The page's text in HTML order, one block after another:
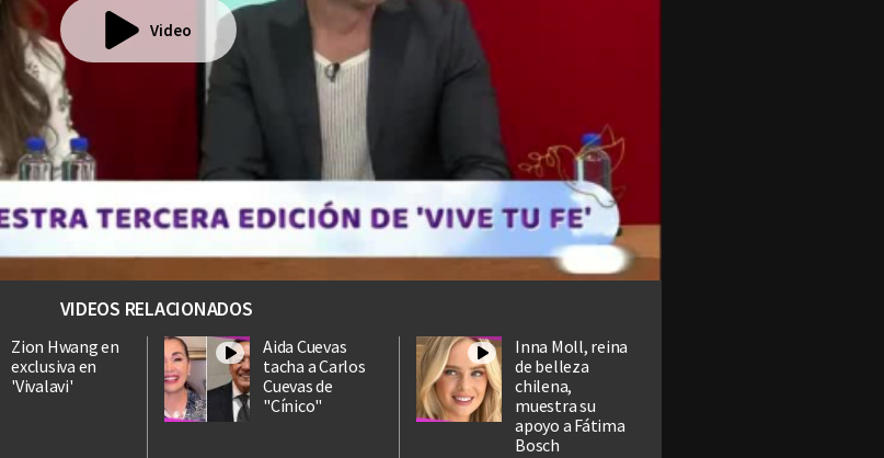
Video
VIDEOS RELACIONADOS
Zion Hwang en
exclusiva en
'Vivalavi'
Aida Cuevas
tacha a Carlos
Cuevas de
"Cínico"
Inna Moll, reina
de belleza
chilena,
muestra su
apoyo a Fátima
Bosch